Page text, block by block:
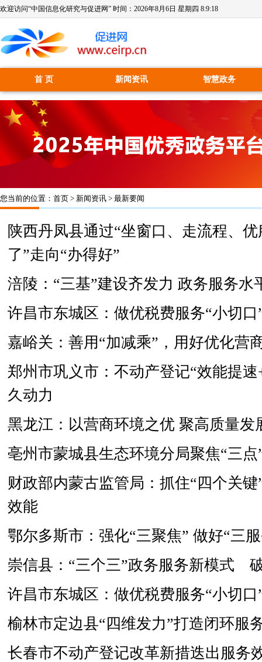
欢迎访问“中国信息化研究与促进网” 时间： 2026年8月6日 星期四 8:9:18
首 页 新闻资讯 智慧政务
您当前的位置： 首页 > 新闻资讯 > 最新要闻
陕西丹凤县通过“坐窗口、走流程、
了”走向“办得好”
涪陵：“三基”建设齐发力 政务服务水
许昌市东城区：做优税费服务“小切
嘉峪关：善用“加减乘”，用好优化营
郑州市巩义市：不动产登记“效能提
久动力
黑龙江：以营商环境之优 聚高质量发
亳州市蒙城县生态环境分局聚焦“三
财政部内蒙古监管局：抓住“四个关
效能
鄂尔多斯市：强化“三聚焦” 做好“三
崇信县：“三个三”政务服务新模式
许昌市东城区：做优税费服务“小切
榆林市定边县“四维发力”打造闭环服
长春市不动产登记改革新措迭出服务